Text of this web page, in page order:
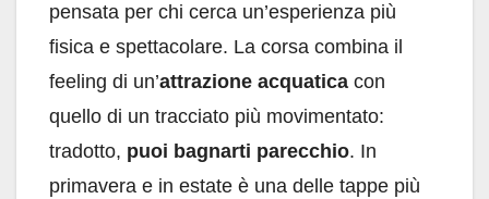
pensata per chi cerca un’esperienza più
fisica e spettacolare. La corsa combina il
feeling di un’attrazione acquatica con
quello di un tracciato più movimentato:
tradotto, puoi bagnarti parecchio. In
primavera e in estate è una delle tappe più